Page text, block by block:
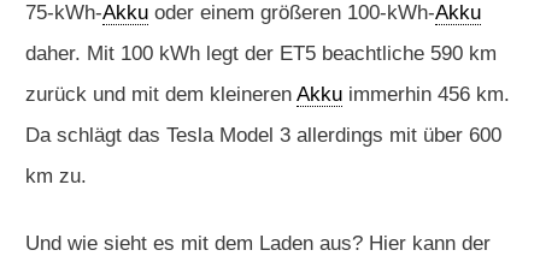
75-kWh-Akku oder einem größeren 100-kWh-Akku
daher. Mit 100 kWh legt der ET5 beachtliche 590 km
zurück und mit dem kleineren Akku immerhin 456 km.
Da schlägt das Tesla Model 3 allerdings mit über 600
km zu.
Und wie sieht es mit dem Laden aus? Hier kann der